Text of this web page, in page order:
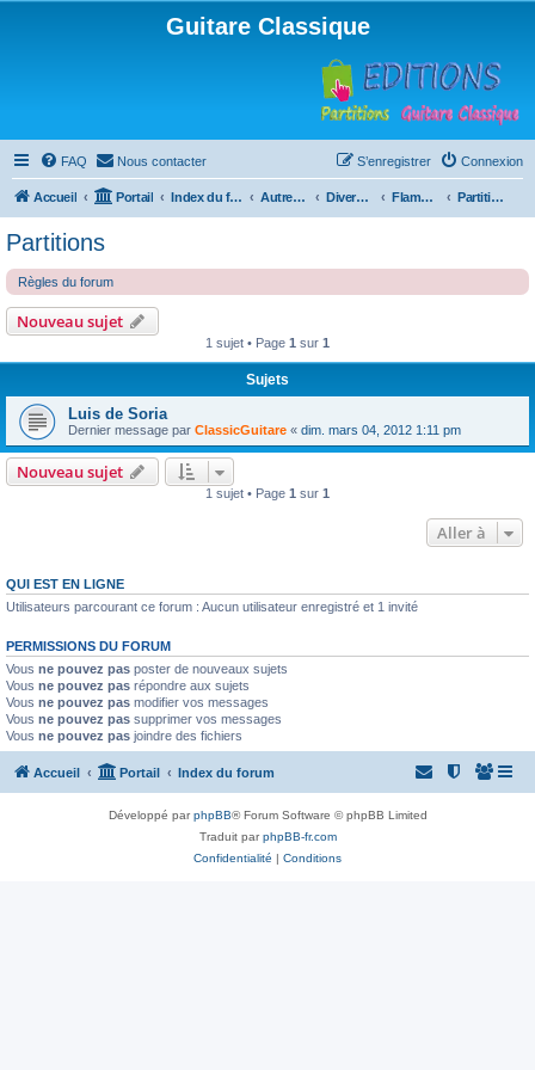
Guitare Classique
FAQ Nous contacter Connexion
S’enregistrer
Accueil Portail Index du forum Autres instruments à cordes pincées, ou styles Divers instruments Flamenco Partitions
Partitions
Règles du forum
Nouveau sujet
1 sujet • Page 1 sur 1
Sujets
Luis de Soria
Dernier message par ClassicGuitare « dim. mars 04, 2012 1:11 pm
Nouveau sujet
1 sujet • Page 1 sur 1
Aller à
QUI EST EN LIGNE
Utilisateurs parcourant ce forum : Aucun utilisateur enregistré et 1 invité
PERMISSIONS DU FORUM
Vous ne pouvez pas poster de nouveaux sujets
Vous ne pouvez pas répondre aux sujets
Vous ne pouvez pas modifier vos messages
Vous ne pouvez pas supprimer vos messages
Vous ne pouvez pas joindre des fichiers
Accueil Portail Index du forum
Développé parphpBB® Forum Software © phpBB Limited
Traduit parphpBB-fr.com
Confidentialité | Conditions